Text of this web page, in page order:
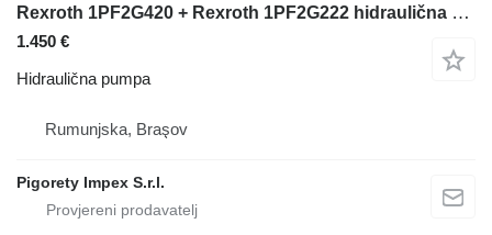
Rexroth 1PF2G420 + Rexroth 1PF2G222 hidraulična pumpa za prednjeg utovarivača
1.450 €
Hidraulična pumpa
Rumunjska, Braşov
Pigorety Impex S.r.l.